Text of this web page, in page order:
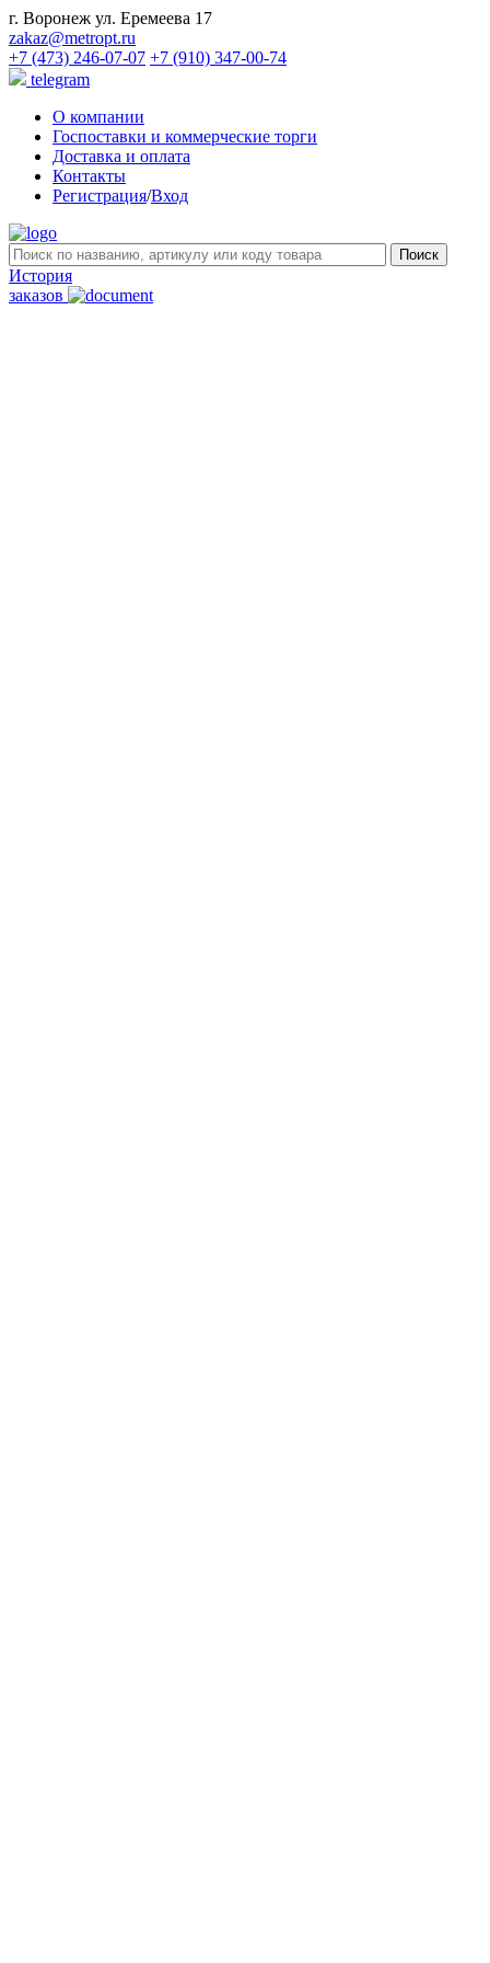
г. Воронеж ул. Еремеева 17
zakaz@metropt.ru
+7 (473) 246-07-07 +7 (910) 347-00-74
telegram
О компании
Госпоставки и коммерческие торги
Доставка и оплата
Контакты
Регистрация/Вход
История
заказов